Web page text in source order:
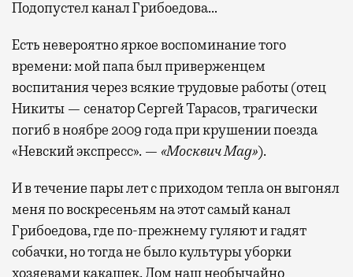
Подопустел канал Грибоедова…
Есть невероятно яркое воспоминание того
времени: мой папа был приверженцем
воспитания через всякие трудовые работы (отец
Никиты — сенатор Сергей Тарасов, трагически
погиб в ноябре 2009 года при крушении поезда
«Невский экспресс». — «Москвич Mag»).
И в течение пары лет с приходом тепла он выгонял
меня по воскресеньям на этот самый канал
Грибоедова, где по-прежнему гуляют и гадят
собачки, но тогда не было культуры уборки
хозяевами какашек. Дом наш необычайно